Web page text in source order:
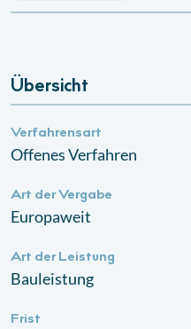
Übersicht
Verfahrensart
Offenes Verfahren
Art der Vergabe
Europaweit
Art der Leistung
Bauleistung
Frist